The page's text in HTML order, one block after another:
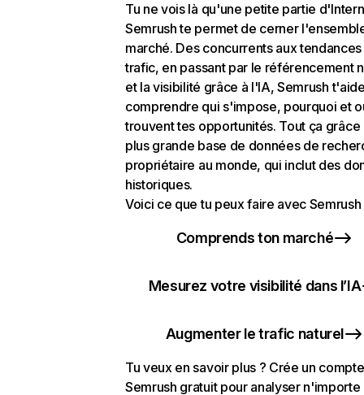
Tu ne vois là qu'une petite partie
Semrush te permet de cerner
marché. Des concurrents aux
trafic, en passant par le référencement
et la visibilité grâce à l'IA, Semrush
comprendre qui s'impose, pourquoi et
trouvent tes opportunités. Tout ça grâce
plus grande base de données de
propriétaire au monde, qui inclut des
historiques.
Voici ce que tu peux faire avec Semrush
Comprends ton marché
Mesurez votre visibilité dans l’IA
Augmenter le trafic naturel
Tu veux en savoir plus ? Crée un compte
Semrush gratuit pour analyser n'importe